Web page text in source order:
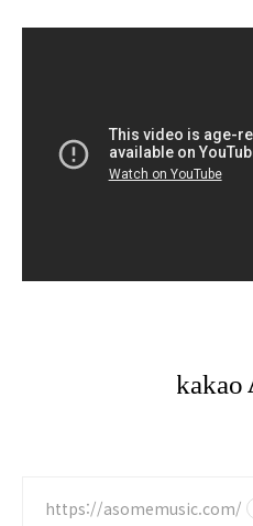
https://asomemusic.com/